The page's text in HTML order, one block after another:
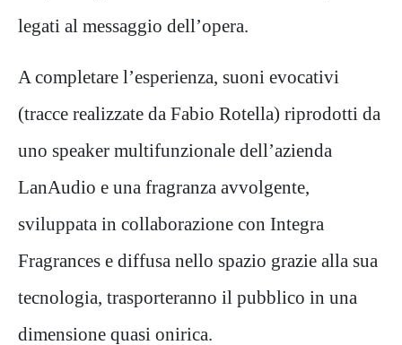
legati al messaggio dell’opera.
A completare l’esperienza, suoni evocativi
(tracce realizzate da Fabio Rotella) riprodotti da
uno speaker multifunzionale dell’azienda
LanAudio e una fragranza avvolgente,
sviluppata in collaborazione con Integra
Fragrances e diffusa nello spazio grazie alla sua
tecnologia, trasporteranno il pubblico in una
dimensione quasi onirica.